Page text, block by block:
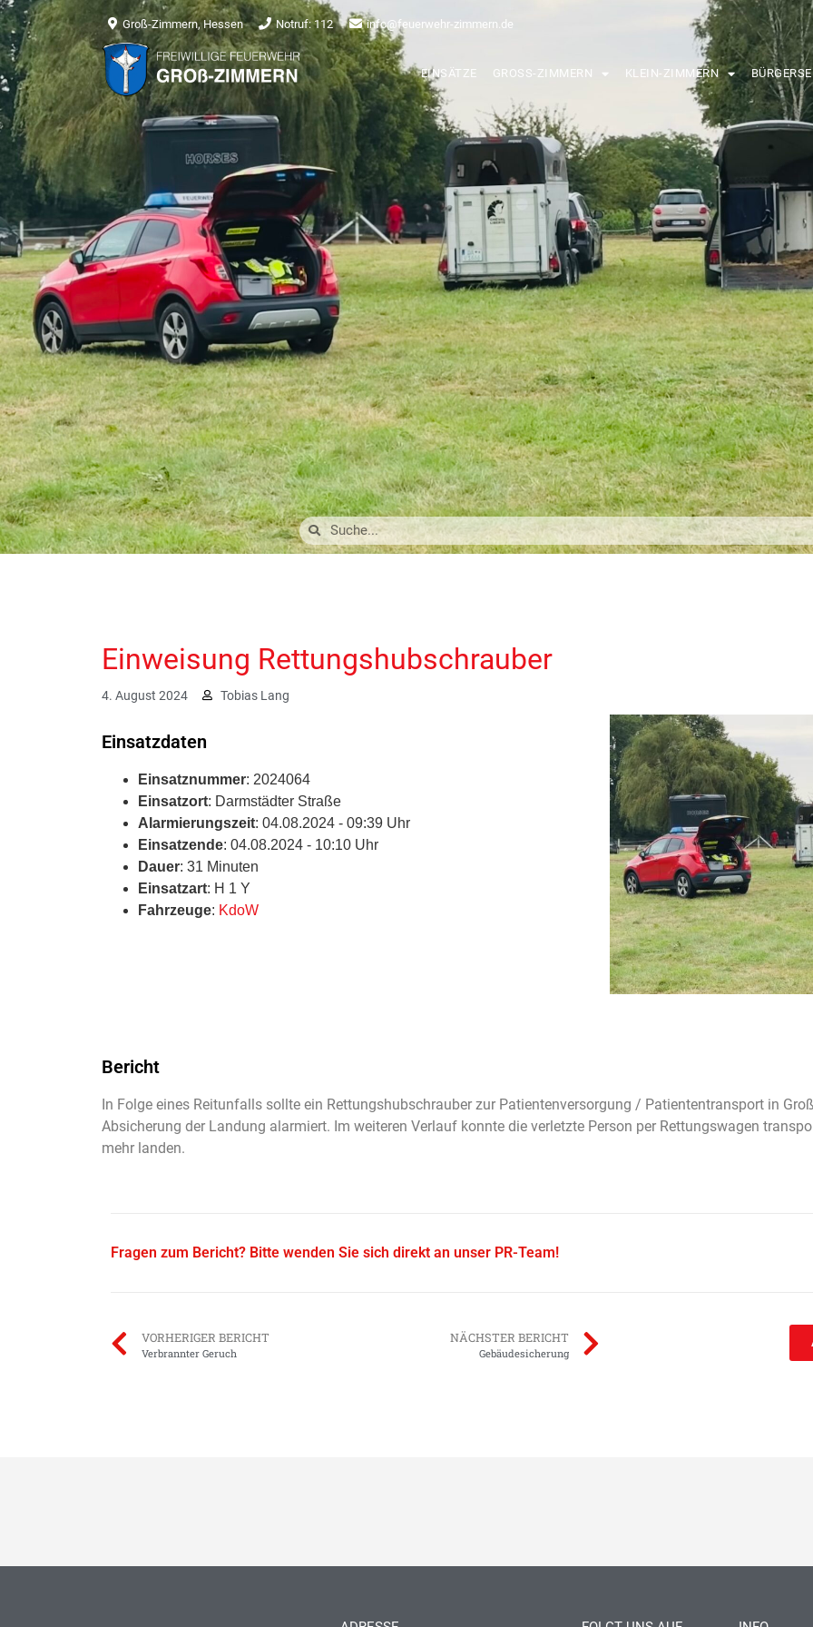
Groß-Zimmern, Hessen Notruf: 112 info@feuerwehr-zimmern.de
EINSÄTZE GROSS-ZIMMERN KLEIN-ZIMMERN
Einweisung Rettungshubschrauber
4. August 2024 Tobias Lang
Einsatzdaten
Einsatznummer: 2024064
Einsatzort: Darmstädter Straße
Alarmierungszeit: 04.08.2024 - 09:39 Uhr
Einsatzende: 04.08.2024 - 10:10 Uhr
Dauer: 31 Minuten
Einsatzart: H 1 Y
Fahrzeuge: KdoW
Bericht
In Folge eines Reitunfalls sollte ein Rettungshubschrauber zur Patientenversorgung / Patiententransport in
Absicherung der Landung alarmiert. Im weiteren Verlauf konnte die verletzte Person per Rettungswagen
mehr landen.
Fragen zum Bericht? Bitte wenden Sie sich direkt an unser PR-Team!
VORHERIGER BERICHT
Verbrannter Geruch
NÄCHSTER BERICHT
Gebäudesicherung